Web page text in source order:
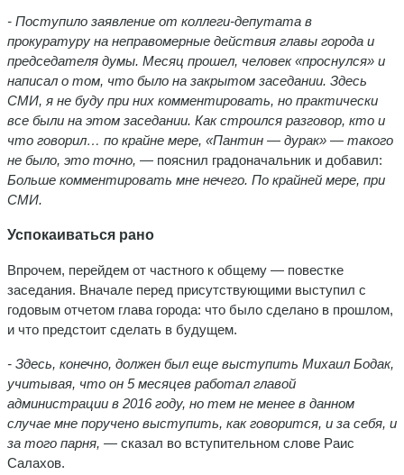
- Поступило заявление от коллеги-депутата в
прокуратуру на неправомерные действия главы города и
председателя думы. Месяц прошел, человек «проснулся» и
написал о том, что было на закрытом заседании. Здесь
СМИ, я не буду при них комментировать, но практически
все были на этом заседании. Как строился разговор, кто и
что говорил… по крайне мере, «Пантин — дурак» — такого
не было, это точно, — пояснил градоначальник и добавил:
Больше комментировать мне нечего. По крайней мере, при
СМИ.
Успокаиваться рано
Впрочем, перейдем от частного к общему — повестке
заседания. Вначале перед присутствующими выступил с
годовым отчетом глава города: что было сделано в прошлом,
и что предстоит сделать в будущем.
- Здесь, конечно, должен был еще выступить Михаил Бодак,
учитывая, что он 5 месяцев работал главой
администрации в 2016 году, но тем не менее в данном
случае мне поручено выступить, как говорится, и за себя, и
за того парня, — сказал во вступительном слове Раис
Салахов.